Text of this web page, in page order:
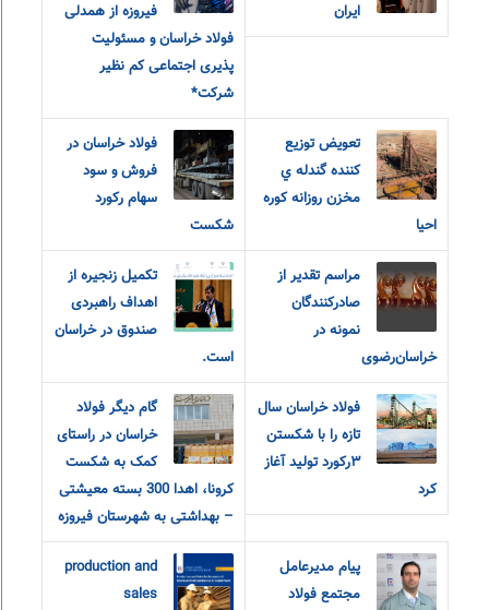
ایران
فیروزه از همدلی
فولاد خراسان و مسئولیت
پذیری اجتماعی کم نظیر
شرکت*
تعويض توزيع
کننده گندله ي
مخزن روزانه کوره
احيا
فولاد خراسان در
فروش و سود
سهام رکورد
شکست
مراسم تقدیر از
صادرکنندگان
نمونه در
خراسان‌رضوی
تکمیل زنجیره از
اهداف راهبردی
صندوق در خراسان
است.
فولاد خراسان سال
تازه را با شکستن
۳رکورد تولید آغاز
کرد
گام دیگر فولاد
خراسان در راستای
کمک به شکست
کرونا، اهدا 300 بسته معیشتی
– بهداشتی به شهرستان فیروزه
پیام مدیرعامل
مجتمع فولاد
production and
sales